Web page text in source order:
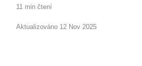
11 min čtení
Aktualizováno 12 Nov 2025